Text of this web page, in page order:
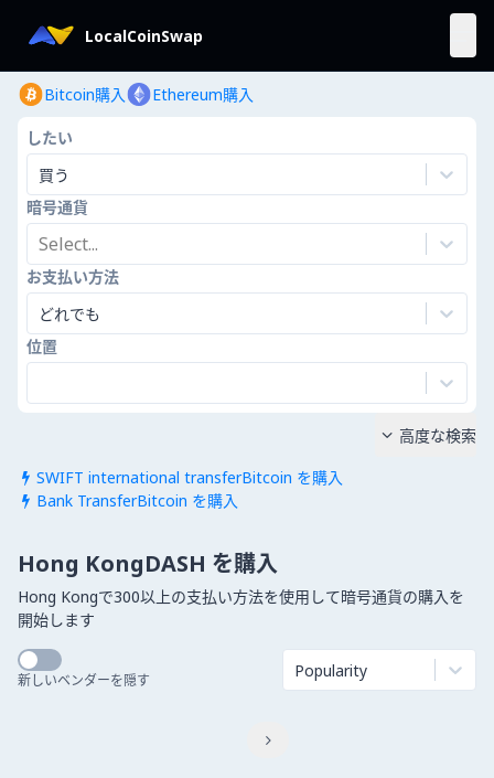
LocalCoinSwap
Bitcoin購入 Ethereum購入
したい
買う
暗号通貨
Select...
お支払い方法
どれでも
位置
 SWIFT international transferBitcoin を購入
 Bank TransferBitcoin を購入
 高度な検索
Hong KongDASH を購入
Hong Kongで300以上の支払い方法を使用して暗号通貨の購入を
開始します
新しいベンダーを隠す Popularity
